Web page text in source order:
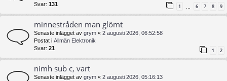
Svar: 131 1 6 7 8 9
minnestråden man glömt
Senaste inlägget av grym « 2 augusti 2026, 06:52:58
Postat i Allmän Elektronik
Svar: 21 1 2
nimh sub c, vart
Senaste inlägget av grym « 2 augusti 2026, 05:16:13